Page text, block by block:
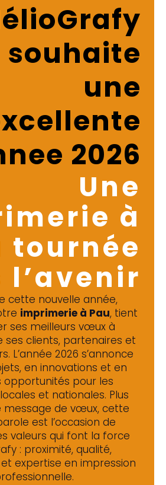
souhaite
une
2026
Une
à
tournée
l’avenir
cette nouvelle année,
imprimerie à Pau, tient
ses meilleurs vœux à
ses clients, partenaires et
L’année 2026 s’annonce
en innovations et en
opportunités pour les
et nationales. Plus
message de vœux, cette
est l’occasion de
valeurs qui font la force
: proximité, qualité,
expertise en impression